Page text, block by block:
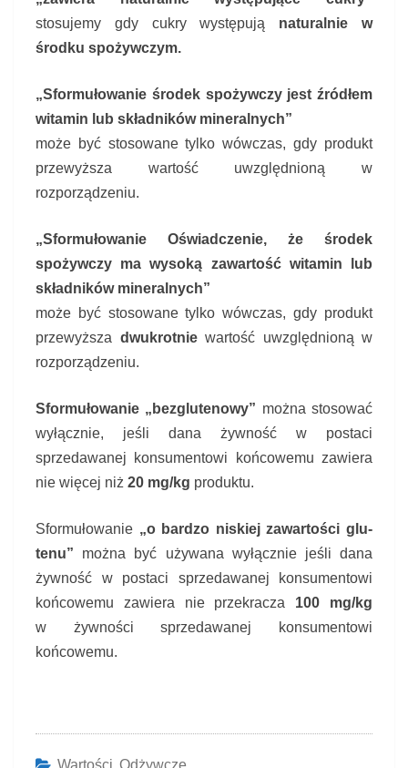
stosujemy gdy cukry występują naturalnie w
środku spożywczym.
„Sformułowanie środek spożywczy jest źródłem
witamin lub składników mineralnych”
może być stosowane tylko wówczas, gdy produkt
przewyższa wartość uwzględnioną w
rozporządzeniu.
„Sformułowanie Oświadczenie, że środek
spożywczy ma wysoką zawartość witamin lub
składników mineralnych”
może być stosowane tylko wówczas, gdy produkt
przewyższa dwukrotniewartość uwzględnioną w
rozporządzeniu.
Sformułowanie „bezglutenowy” można stosować
wyłącznie, jeśli dana żywność w postaci
sprzedawanej konsumento­wi końcowemu zawiera
nie więcej niż 20 mg/kg produktu.
Sformułowanie „o bardzo niskiej zawartości glu­
tenu” można być używana wyłącznie jeśli dana
żywność w postaci sprzedawanej konsumento­wi
końcowemu zawiera nie przekracza 100 mg/kg
w żywności sprzedawanej konsumentowi
końcowemu.
Wartości Odżywcze